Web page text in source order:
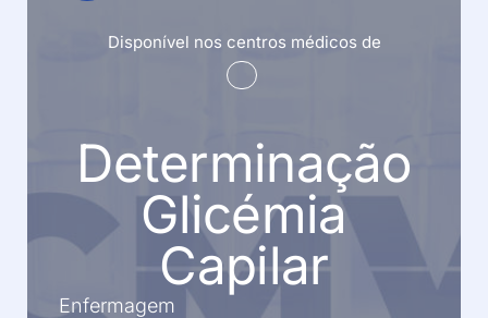
Disponível nos centros médicos de
Determinação
Glicémia
Capilar
Enfermagem